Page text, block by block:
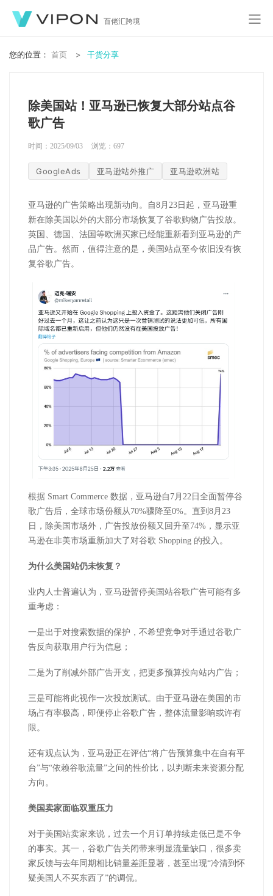
百佬汇跨境
您的位置： 首页 干货分享
除美国站！亚马逊已恢复大部分站点谷
歌广告
时间：2025/09/03 浏览： 697
GoogleAds 亚马逊站外推广 亚马逊欧洲站
亚马逊的广告策略出现新动向。自8月23日起，亚马逊重
新在除美国以外的大部分市场恢复了谷歌购物广告投放。
英国、德国、法国等欧洲买家已经能重新看到亚马逊的产
品广告。然而，值得注意的是，美国站点至今依旧没有恢
复谷歌广告。
根据 Smart Commerce 数据，亚马逊自7月22日全面暂停谷
歌广告后，全球市场份额从70%骤降至0%。直到8月23
日，除美国市场外，广告投放份额又回升至74%，显示亚
马逊在非美市场重新加大了对谷歌 Shopping 的投入。
为什么美国站仍未恢复？
业内人士普遍认为，亚马逊暂停美国站谷歌广告可能有多
重考虑：
一是出于对搜索数据的保护，不希望竞争对手通过谷歌广
告反向获取用户行为信息；
二是为了削减外部广告开支，把更多预算投向站内广告；
三是可能将此视作一次投放测试。由于亚马逊在美国的市
场占有率极高，即便停止谷歌广告，整体流量影响或许有
限。
还有观点认为，亚马逊正在评估“将广告预算集中在自有平
台”与“依赖谷歌流量”之间的性价比，以判断未来资源分配
方向。
美国卖家面临双重压力
对于美国站卖家来说，过去一个月订单持续走低已是不争
的事实。其一，谷歌广告关闭带来明显流量缺口，很多卖
家反馈与去年同期相比销量差距显著，甚至出现“冷清到怀
疑美国人不买东西了”的调侃。